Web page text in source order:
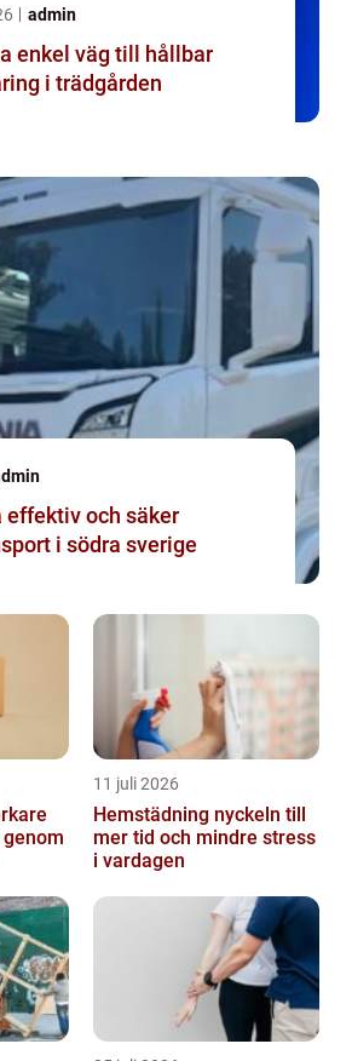
admin
i trädgården
i södra sverige
11 juli 2026
Hemstädning nyckeln till
mer tid och mindre stress
i vardagen